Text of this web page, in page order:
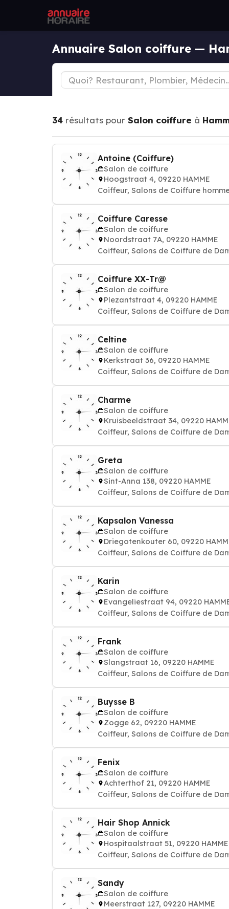
Annuaire Salon coiffure —
34 résultats pour Salon coiffure à
Antoine (Coiffure)
Salon de coiffure
Hoogstraat 4, 09220 HAMME
Coiffeur, Salons de Coiffure
Coiffure Caresse
Salon de coiffure
Noordstraat 7A, 09220 HAMME
Coiffeur, Salons de Coiffure de
Coiffure XX-Tr@
Salon de coiffure
Plezantstraat 4, 09220 HAMME
Coiffeur, Salons de Coiffure de
Celtine
Salon de coiffure
Kerkstraat 36, 09220 HAMME
Coiffeur, Salons de Coiffure de
Charme
Salon de coiffure
Kruisbeeldstraat 34, 09220
Coiffeur, Salons de Coiffure de
Greta
Salon de coiffure
Sint-Anna 138, 09220 HAMME
Coiffeur, Salons de Coiffure de
Kapsalon Vanessa
Salon de coiffure
Driegotenkouter 60, 09220
Coiffeur, Salons de Coiffure de
Karin
Salon de coiffure
Evangeliestraat 94, 09220
Coiffeur, Salons de Coiffure de
Frank
Salon de coiffure
Slangstraat 16, 09220 HAMME
Coiffeur, Salons de Coiffure de
Buysse B
Salon de coiffure
Zogge 62, 09220 HAMME
Coiffeur, Salons de Coiffure de
Fenix
Salon de coiffure
Achterthof 21, 09220 HAMME
Coiffeur, Salons de Coiffure de
Hair Shop Annick
Salon de coiffure
Hospitaalstraat 51, 09220 HAMME
Coiffeur, Salons de Coiffure de
Sandy
Salon de coiffure
Meerstraat 127, 09220 HAMME